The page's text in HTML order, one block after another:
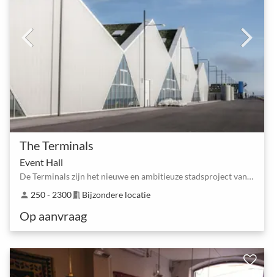
The Terminals
Event Hall
De Terminals zijn het nieuwe en ambitieuze stadsproject van Kopenhagen
person 250 - 2300meeting_room Bijzondere locatie
Op aanvraag